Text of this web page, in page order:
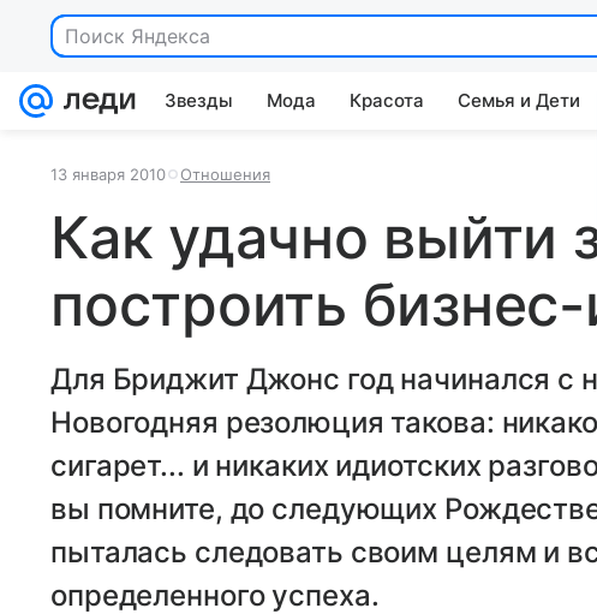
Поиск Яндекса
Звезды Мода Красота Семья и Дети
13 января 2010 Отношения
Как удачно выйти
построить
Для Бриджит Джонс год начинался с
Новогодняя резолюция такова:
сигарет... и никаких идиотских
вы помните, до следующих
пыталась следовать своим целям и
определенного успеха.